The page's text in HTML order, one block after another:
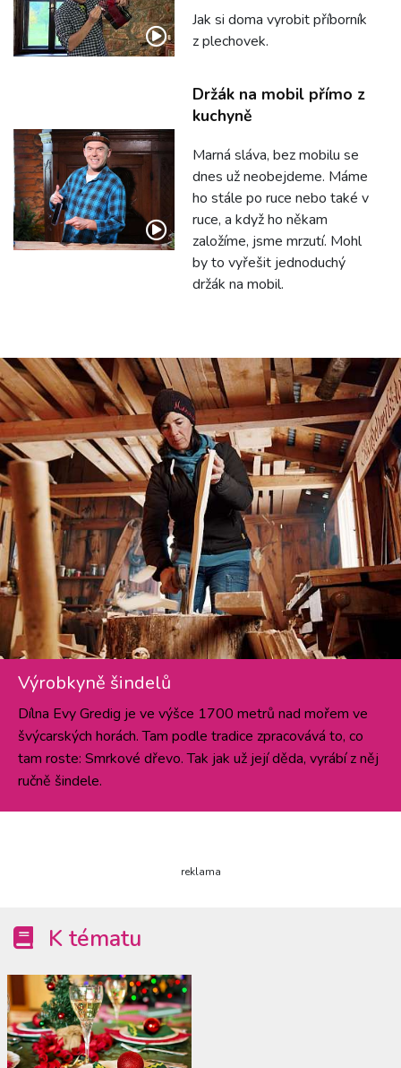
Jak si doma vyrobit příborník
z plechovek.
Držák na mobil přímo z
kuchyně
Marná sláva, bez mobilu se
dnes už neobejdeme. Máme
ho stále po ruce nebo také v
ruce, a když ho někam
založíme, jsme mrzutí. Mohl
by to vyřešit jednoduchý
držák na mobil.
Výrobkyně šindelů
Dílna Evy Gredig je ve výšce 1700 metrů nad mořem ve
švýcarských horách. Tam podle tradice zpracovává to, co
tam roste: Smrkové dřevo. Tak jak už její děda, vyrábí z něj
ručně šindele.
reklama
K tématu